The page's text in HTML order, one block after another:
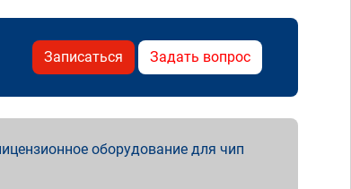
Записаться Задать вопрос
оборудование для чип